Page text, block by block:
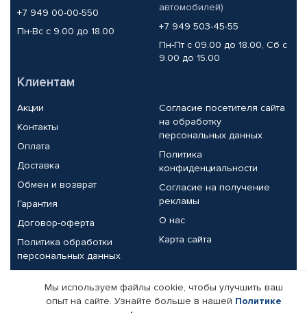
+7 949 00-00-550
Пн-Вс с 9.00 до 18.00
автомобилей)
+7 949 503-45-55
Пн-Пт с 09.00 до 18.00, Сб с
9.00 до 15.00
Клиентам
Акции
Контакты
Оплата
Доставка
Обмен и возврат
Гарантия
Договор-оферта
Политика обработки
персональных данных
Согласие посетителя сайта
на обработку
персональных данных
Политика
конфиденциальности
Согласие на получение
рекламы
О нас
Карта сайта
Партнерам
Мы используем файлы cookie, чтобы улучшить ваш
опыт на сайте. Узнайте больше в нашей Политике